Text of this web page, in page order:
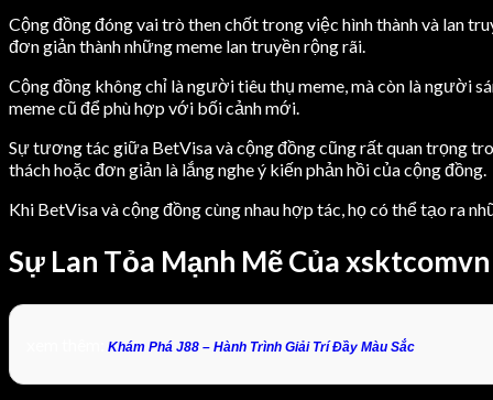
Cộng đồng đóng vai trò then chốt trong việc hình thành và lan
đơn giản thành những meme lan truyền rộng rãi.
Cộng đồng không chỉ là người tiêu thụ meme, mà còn là người
meme cũ để phù hợp với bối cảnh mới.
Sự tương tác giữa BetVisa và cộng đồng cũng rất quan trọng
thách hoặc đơn giản là lắng nghe ý kiến phản hồi của cộng đồng.
Khi BetVisa và cộng đồng cùng nhau hợp tác, họ có thể tạo ra
Sự Lan Tỏa Mạnh Mẽ Của
Khám Phá J88 – Hành Trình Giải Trí Đầy Màu Sắc